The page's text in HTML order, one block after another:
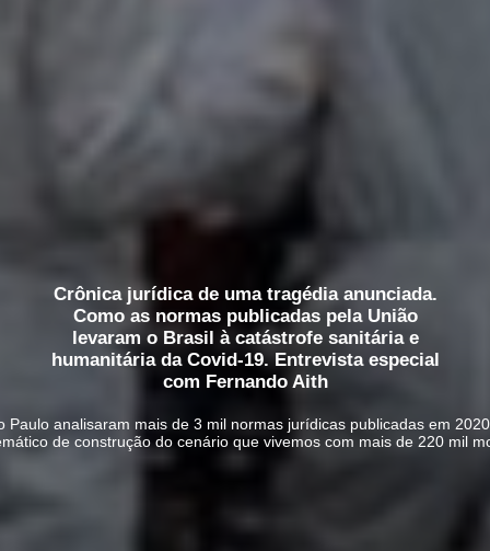
Crônica jurídica de uma tragédia anunciada.
Como as normas publicadas pela União
levaram o Brasil à catástrofe sanitária e
humanitária da Covid-19. Entrevista especial
com Fernando Aith
Paulo analisaram mais de 3 mil normas jurídicas publicadas em
de construção do cenário que vivemos com mais de 220 mil